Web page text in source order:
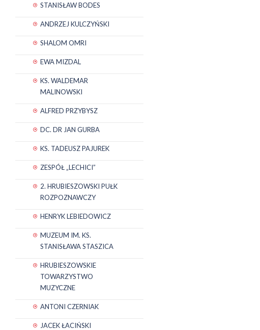
STANISŁAW BODES
ANDRZEJ KULCZYŃSKI
SHALOM OMRI
EWA MIZDAL
KS. WALDEMAR
MALINOWSKI
ALFRED PRZYBYSZ
DC. DR JAN GURBA
KS. TADEUSZ PAJUREK
ZESPÓŁ „LECHICI”
2. HRUBIESZOWSKI PUŁK
ROZPOZNAWCZY
HENRYK LEBIEDOWICZ
MUZEUM IM. KS.
STANISŁAWA STASZICA
HRUBIESZOWSKIE
TOWARZYSTWO
MUZYCZNE
ANTONI CZERNIAK
JACEK ŁACIŃSKI